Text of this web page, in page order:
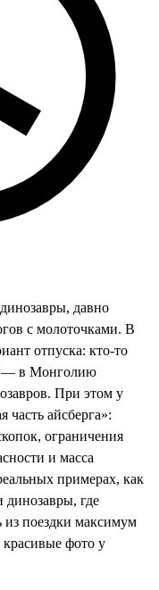
давно
с молоточками. В
отпуска: кто‑то
— в Монголию
При этом у
часть айсберга»:
ограничения
и масса
примерах, как
динозавры, где
из поездки максимум
красивые фото у